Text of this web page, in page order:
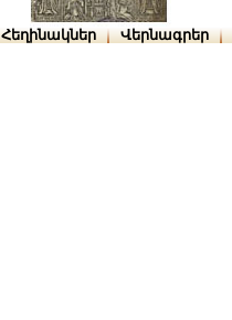
Հեղինակներ Վերնագրեր